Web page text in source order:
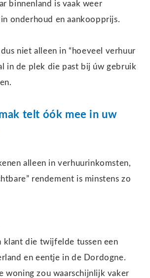
binnenland is vaak weer
onderhoud en aankoopprijs.
niet alleen in “hoeveel verhuur
in de plek die past bij úw gebruik
telt óók mee in uw
alleen in verhuurinkomsten,
rendement is minstens zo
klant die twijfelde tussen een
en eentje in de Dordogne.
woning zou waarschijnlijk vaker